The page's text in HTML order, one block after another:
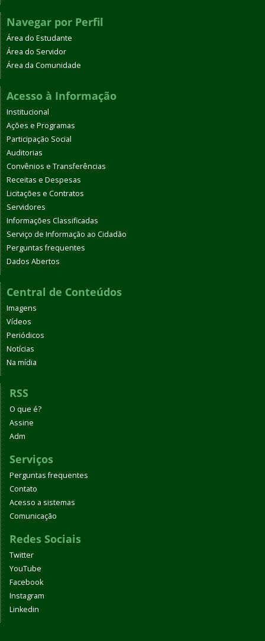
Navegar por Perfil
Área do Estudante
Área do Servidor
Área da Comunidade
Acesso à Informação
Institucional
Ações e Programas
Participação Social
Auditorias
Convênios e Transferências
Receitas e Despesas
Licitações e Contratos
Servidores
Informações Classificadas
Serviço de Informação ao Cidadão
Perguntas frequentes
Dados Abertos
Central de Conteúdos
Imagens
Vídeos
Periódicos
Notícias
Na mídia
RSS
O que é?
Assine
Adm
Serviços
Perguntas frequentes
Contato
Acesso a sistemas
Comunicação
Redes Sociais
Twitter
YouTube
Facebook
Instagram
Linkedin